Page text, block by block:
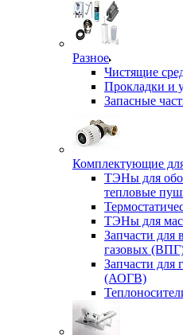
Разное
Чистящие
Прокладки и
Запасные
Комплектующие
ТЭНы для
тепловые
ТЭНы для
Запчасти для
газовых
Запчасти для
(АОГВ)